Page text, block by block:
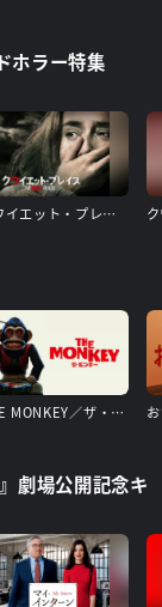
ホラー特集
クワイエット・プレイス
THE MONKEY／ザ・モンキー
劇場公開記念キ